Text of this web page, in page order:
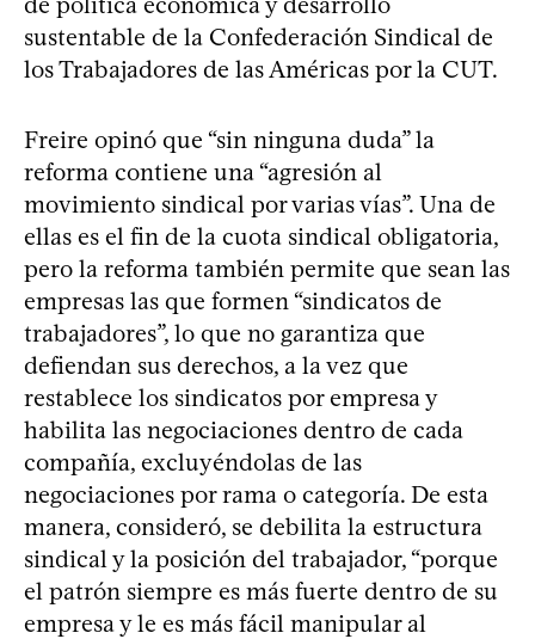
sustentable de la Confederación Sindical de
los Trabajadores de las Américas por la CUT.
Freire opinó que “sin ninguna duda” la
reforma contiene una “agresión al
movimiento sindical por varias vías”. Una de
ellas es el fin de la cuota sindical obligatoria,
pero la reforma también permite que sean las
empresas las que formen “sindicatos de
trabajadores”, lo que no garantiza que
defiendan sus derechos, a la vez que
restablece los sindicatos por empresa y
habilita las negociaciones dentro de cada
compañía, excluyéndolas de las
negociaciones por rama o categoría. De esta
manera, consideró, se debilita la estructura
sindical y la posición del trabajador, “porque
el patrón siempre es más fuerte dentro de su
empresa y le es más fácil manipular al